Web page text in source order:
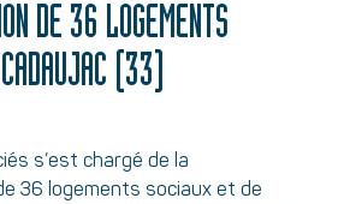
DE 36 LOGEMENTS
(33)
s’est chargé de la
36 logements sociaux et de